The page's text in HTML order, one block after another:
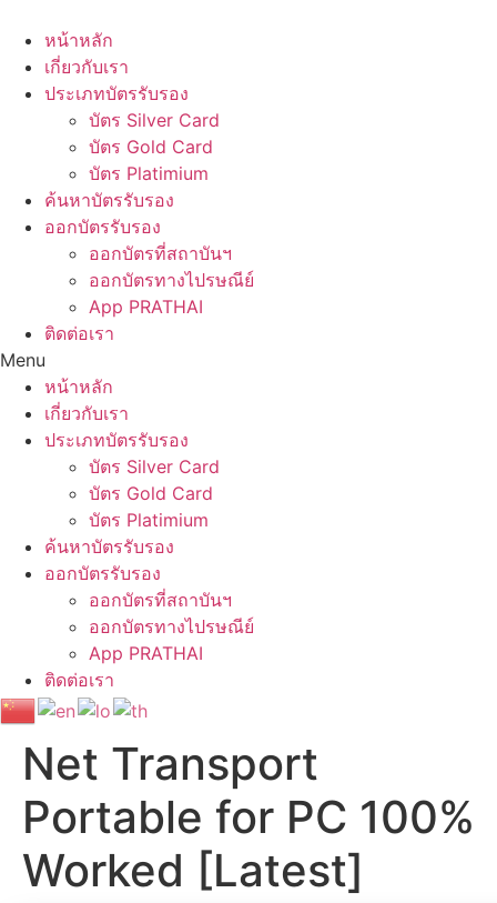
content
หน้าหลัก
เกี่ยวกับเรา
ประเภทบัตรรับรอง
บัตร Silver Card
บัตร Gold Card
บัตร Platimium
ค้นหาบัตรรับรอง
ออกบัตรรับรอง
ออกบัตรที่สถาบันฯ
ออกบัตรทางไปรษณีย์
App PRATHAI
ติดต่อเรา
Menu
หน้าหลัก
เกี่ยวกับเรา
ประเภทบัตรรับรอง
บัตร Silver Card
บัตร Gold Card
บัตร Platimium
ค้นหาบัตรรับรอง
ออกบัตรรับรอง
ออกบัตรที่สถาบันฯ
ออกบัตรทางไปรษณีย์
App PRATHAI
ติดต่อเรา
Net Transport
Portable for PC 100%
Worked [Latest]